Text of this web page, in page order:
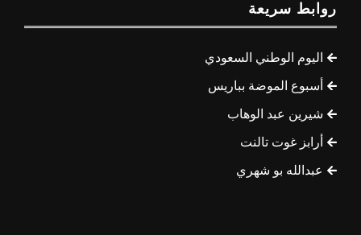
روابط سريعة
اليوم الوطني السعودي
أسبوع الموضة بباريس
شيرين عبد الوهاب
أرابز غوت تالنت
عبدالله بو شهري